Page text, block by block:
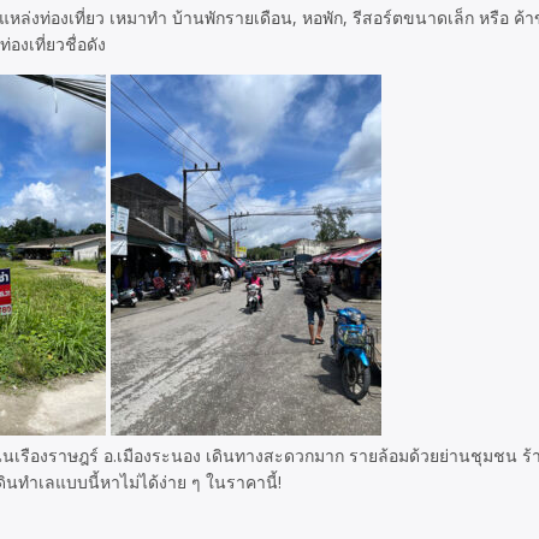
ล่งท่องเที่ยว เหมาทำ บ้านพักรายเดือน, หอพัก, รีสอร์ตขนาดเล็ก หรือ
งเที่ยวชื่อดัง
รืองราษฎร์ อ.เมืองระนอง เดินทางสะดวกมาก รายล้อมด้วยย่านชุมชน
ทำเลแบบนี้หาไม่ได้ง่าย ๆ ในราคานี้!